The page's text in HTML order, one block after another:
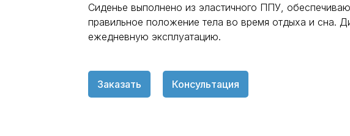
Сиденье выполнено из эластичного ППУ,
правильное положение тела во время отдыха и сна.
ежедневную эксплуатацию.
Заказать Консультация